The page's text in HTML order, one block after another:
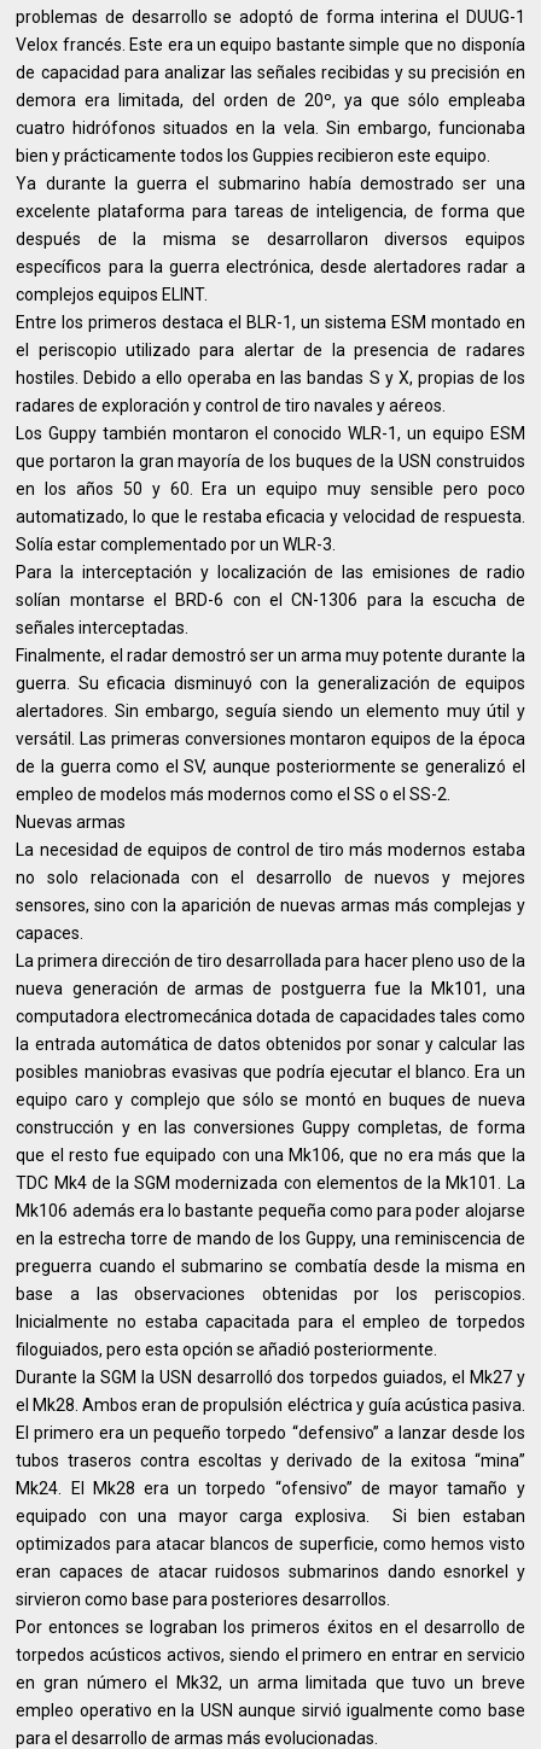
problemas de desarrollo se adoptó de forma interina el DUUG-1
Velox francés. Este era un equipo bastante simple que no disponía
de capacidad para analizar las señales recibidas y su precisión en
demora era limitada, del orden de 20º, ya que sólo empleaba
cuatro hidrófonos situados en la vela. Sin embargo, funcionaba
bien y prácticamente todos los Guppies recibieron este equipo.
Ya durante la guerra el submarino había demostrado ser una
excelente plataforma para tareas de inteligencia, de forma que
después de la misma se desarrollaron diversos equipos
específicos para la guerra electrónica, desde alertadores radar a
complejos equipos ELINT.
Entre los primeros destaca el BLR-1, un sistema ESM montado en
el periscopio utilizado para alertar de la presencia de radares
hostiles. Debido a ello operaba en las bandas S y X, propias de los
radares de exploración y control de tiro navales y aéreos.
Los Guppy también montaron el conocido WLR-1, un equipo ESM
que portaron la gran mayoría de los buques de la USN construidos
en los años 50 y 60. Era un equipo muy sensible pero poco
automatizado, lo que le restaba eficacia y velocidad de respuesta.
Solía estar complementado por un WLR-3.
Para la interceptación y localización de las emisiones de radio
solían montarse el BRD-6 con el CN-1306 para la escucha de
señales interceptadas.
Finalmente, el radar demostró ser un arma muy potente durante la
guerra. Su eficacia disminuyó con la generalización de equipos
alertadores. Sin embargo, seguía siendo un elemento muy útil y
versátil. Las primeras conversiones montaron equipos de la época
de la guerra como el SV, aunque posteriormente se generalizó el
empleo de modelos más modernos como el SS o el SS-2.
Nuevas armas
La necesidad de equipos de control de tiro más modernos estaba
no solo relacionada con el desarrollo de nuevos y mejores
sensores, sino con la aparición de nuevas armas más complejas y
capaces.
La primera dirección de tiro desarrollada para hacer pleno uso de la
nueva generación de armas de postguerra fue la Mk101, una
computadora electromecánica dotada de capacidades tales como
la entrada automática de datos obtenidos por sonar y calcular las
posibles maniobras evasivas que podría ejecutar el blanco. Era un
equipo caro y complejo que sólo se montó en buques de nueva
construcción y en las conversiones Guppy completas, de forma
que el resto fue equipado con una Mk106, que no era más que la
TDC Mk4 de la SGM modernizada con elementos de la Mk101. La
Mk106 además era lo bastante pequeña como para poder alojarse
en la estrecha torre de mando de los Guppy, una reminiscencia de
preguerra cuando el submarino se combatía desde la misma en
base a las observaciones obtenidas por los periscopios.
Inicialmente no estaba capacitada para el empleo de torpedos
filoguiados, pero esta opción se añadió posteriormente.
Durante la SGM la USN desarrolló dos torpedos guiados, el Mk27 y
el Mk28. Ambos eran de propulsión eléctrica y guía acústica pasiva.
El primero era un pequeño torpedo “defensivo” a lanzar desde los
tubos traseros contra escoltas y derivado de la exitosa “mina”
Mk24. El Mk28 era un torpedo “ofensivo” de mayor tamaño y
equipado con una mayor carga explosiva. Si bien estaban
optimizados para atacar blancos de superficie, como hemos visto
eran capaces de atacar ruidosos submarinos dando esnorkel y
sirvieron como base para posteriores desarrollos.
Por entonces se lograban los primeros éxitos en el desarrollo de
torpedos acústicos activos, siendo el primero en entrar en servicio
en gran número el Mk32, un arma limitada que tuvo un breve
empleo operativo en la USN aunque sirvió igualmente como base
para el desarrollo de armas más evolucionadas.